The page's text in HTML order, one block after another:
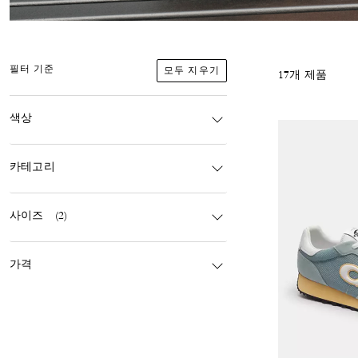
필터 기준 모두 지우기
색상
카테고리
사이즈 (2)
가격
17개 제품